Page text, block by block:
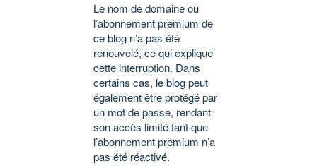
Le nom de domaine ou
l’abonnement premium de
ce blog n’a pas été
renouvelé, ce qui explique
cette interruption. Dans
certains cas, le blog peut
également être protégé par
un mot de passe, rendant
son accès limité tant que
l’abonnement premium n’a
pas été réactivé.